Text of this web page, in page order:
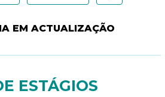
EM ACTUALIZAÇÃO
ESTÁGIOS